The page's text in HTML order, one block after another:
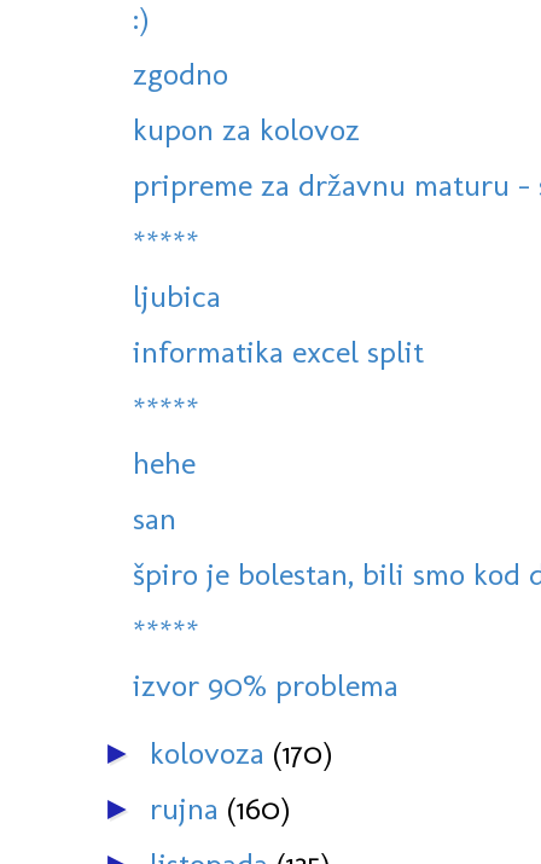
:)
zgodno
kupon za kolovoz
pripreme za državnu maturu
*****
ljubica
informatika excel split
*****
hehe
san
špiro je bolestan, bili smo kod
*****
izvor 90% problema
► kolovoza (170)
► rujna (160)